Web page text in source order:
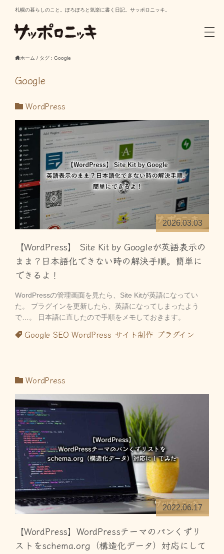
札幌の暮らしのこと。ぽろぽろと気楽に書く日記。サッポロニッキ。
ホーム / タグ : Google
Google
WordPress
2026.03.03
【WordPress】 Site Kit by Googleが英語表示の
まま？日本語化できない時の解決手順。簡単に
できるよ！
WordPressの管理画面を見たら、Site Kitが英語になってい
た。 プラグインを更新したら、英語になってしまったよう
で…。 日本語に直したので手順をメモしておきます。
Google SEO WordPress サイト制作 プラグイン
WordPress
2022.06.17
【WordPress】WordPressテーマのパンくずリ
ストをschema.org（構造化データ）対応にして